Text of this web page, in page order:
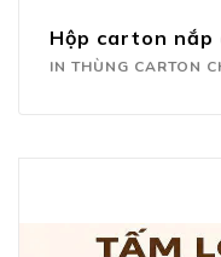
Hộp carton nắp
IN THÙNG CARTON